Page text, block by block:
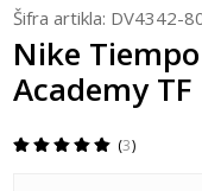
Šifra artikla: DV4342-
Nike
Academy TF
3